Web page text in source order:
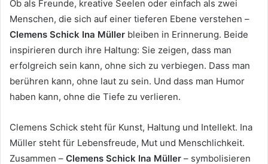
Ob als Freunde, kreative Seelen oder einfach als zwei
Menschen, die sich auf einer tieferen Ebene verstehen –
Clemens Schick Ina Müller bleiben in Erinnerung. Beide
inspirieren durch ihre Haltung: Sie zeigen, dass man
erfolgreich sein kann, ohne sich zu verbiegen. Dass man
berühren kann, ohne laut zu sein. Und dass man Humor
haben kann, ohne die Tiefe zu verlieren.
Clemens Schick steht für Kunst, Haltung und Intellekt. Ina
Müller steht für Lebensfreude, Mut und Menschlichkeit.
Zusammen – Clemens Schick Ina Müller – symbolisieren